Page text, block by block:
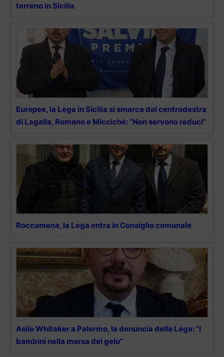
terreno in Sicilia
Europee, la Lega in Sicilia si smarca dal centrodestra
di Lagalla, Romano e Miccichè: “Non servono reduci”
Roccamena, la Lega entra in Consiglio comunale
Asilo Whitaker a Palermo, la denuncia della Lega: “I
bambini nella morsa del gelo”